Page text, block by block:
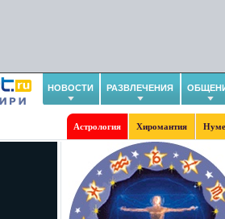
НОВОСТИ РАЗВЛЕЧЕНИЯ
Астрология Хиромантия